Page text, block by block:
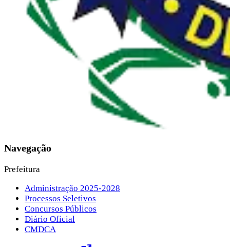
Navegação
Prefeitura
Administração 2025-2028
Processos Seletivos
Concursos Públicos
Diário Oficial
CMDCA